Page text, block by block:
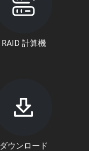
RAID 計算機
ダウンロード